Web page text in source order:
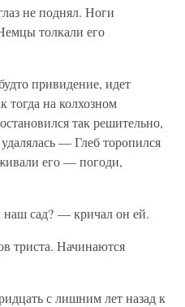
не поднял. Ноги
толкали его
привидение, идет
тогда на колхозном
так решительно,
— Глеб торопился
его — погоди,
сад? — кричал он ей.
триста. Начинаются
с лишним лет назад к